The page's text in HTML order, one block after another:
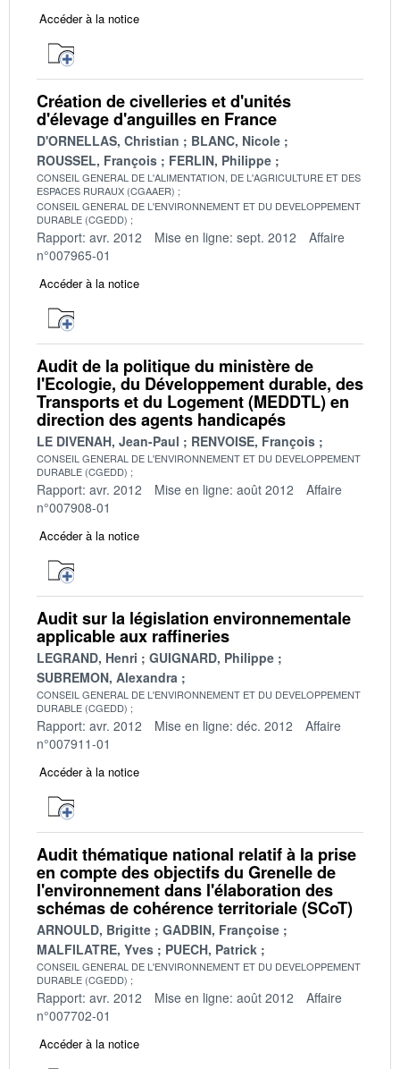
Accéder à la notice
Création de civelleries et d'unités
d'élevage d'anguilles en France
D'ORNELLAS, Christian
BLANC, Nicole
ROUSSEL, François
FERLIN, Philippe
CONSEIL GENERAL DE L'ALIMENTATION, DE L'AGRICULTURE ET DES
ESPACES RURAUX (CGAAER)
CONSEIL GENERAL DE L'ENVIRONNEMENT ET DU DEVELOPPEMENT
DURABLE (CGEDD)
Rapport: avr. 2012 Mise en ligne: sept. 2012
Affaire
n°007965-01
Accéder à la notice
Audit de la politique du ministère de
l'Ecologie, du Développement durable, des
Transports et du Logement (MEDDTL) en
direction des agents handicapés
LE DIVENAH, Jean-Paul RENVOISE, François
CONSEIL GENERAL DE L'ENVIRONNEMENT ET DU DEVELOPPEMENT
DURABLE (CGEDD)
Rapport: avr. 2012 Mise en ligne: août 2012
Affaire
n°007908-01
Accéder à la notice
Audit sur la législation environnementale
applicable aux raffineries
LEGRAND, Henri
GUIGNARD, Philippe
SUBREMON, Alexandra
CONSEIL GENERAL DE L'ENVIRONNEMENT ET DU DEVELOPPEMENT
DURABLE (CGEDD)
Rapport: avr. 2012 Mise en ligne: déc. 2012
Affaire
n°007911-01
Accéder à la notice
Audit thématique national relatif à la prise
en compte des objectifs du Grenelle de
l'environnement dans l'élaboration des
schémas de cohérence territoriale (SCoT)
ARNOULD, Brigitte
GADBIN, Françoise
MALFILATRE, Yves
PUECH, Patrick
CONSEIL GENERAL DE L'ENVIRONNEMENT ET DU DEVELOPPEMENT
DURABLE (CGEDD)
Rapport: avr. 2012 Mise en ligne: août 2012
Affaire
n°007702-01
Accéder à la notice